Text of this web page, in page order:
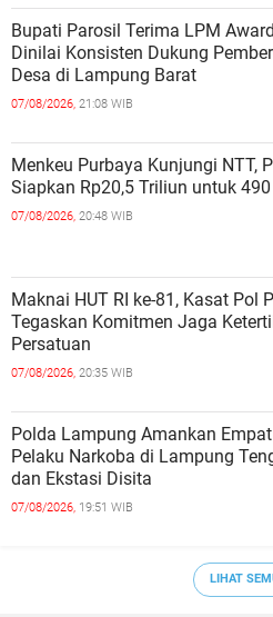
Bupati Parosil Terima LPM
Dinilai Konsisten Dukung
Desa di Lampung Barat
07/08/2026, 21:08 WIB
Menkeu Purbaya Kunjungi NTT,
Siapkan Rp20,5 Triliun untuk
07/08/2026, 20:48 WIB
Maknai HUT RI ke-81, Kasat Pol
Tegaskan Komitmen Jaga
Persatuan
07/08/2026, 20:35 WIB
Polda Lampung Amankan
Pelaku Narkoba di Lampung
dan Ekstasi Disita
07/08/2026, 19:51 WIB
LIHAT